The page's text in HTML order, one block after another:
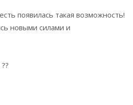
появилась такая возможность!
новыми силами и